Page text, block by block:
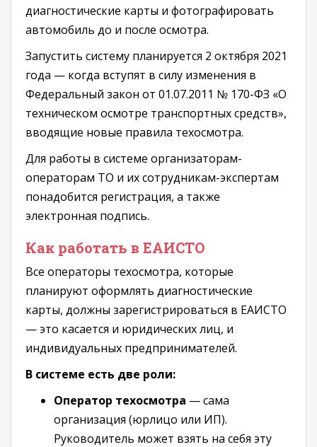
диагностические карты и фотографировать
автомобиль до и после осмотра.
Запустить систему планируется 2 октября 2021
года — когда вступят в силу изменения в
Федеральный закон от 01.07.2011 № 170-ФЗ «О
техническом осмотре транспортных средств»,
вводящие новые правила техосмотра.
Для работы в системе организаторам-
операторам ТО и их сотрудникам-экспертам
понадобится регистрация, а также
электронная подпись.
Как работать в ЕАИСТО
Все операторы техосмотра, которые
планируют оформлять диагностические
карты, должны зарегистрироваться в ЕАИСТО
— это касается и юридических лиц, и
индивидуальных предпринимателей.
В системе есть две роли:
Оператор техосмотра — сама
организация (юрлицо или ИП).
Руководитель может взять на себя эту